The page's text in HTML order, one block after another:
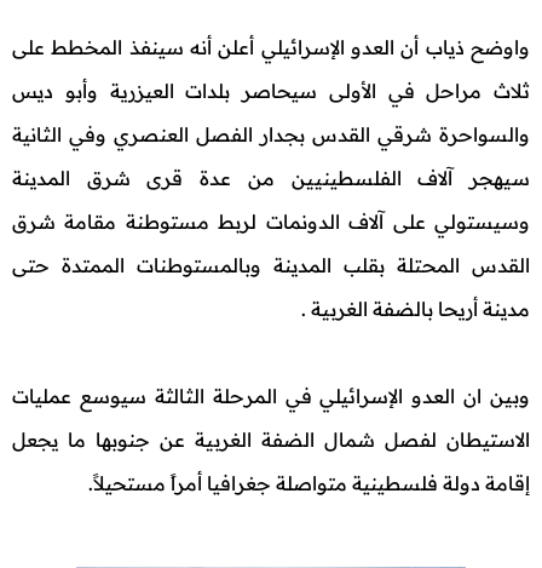
واوضح ذياب أن العدو الإسرائيلي أعلن أنه سينفذ المخطط على
ثلاث مراحل في الأولى سيحاصر بلدات العيزرية وأبو ديس
والسواحرة شرقي القدس بجدار الفصل العنصري وفي الثانية
سيهجر آلاف الفلسطينيين من عدة قرى شرق المدينة
وسيستولي على آلاف الدونمات لربط مستوطنة مقامة شرق
القدس المحتلة بقلب المدينة وبالمستوطنات الممتدة حتى
مدينة أريحا بالضفة الغربية .
وبين ان العدو الإسرائيلي في المرحلة الثالثة سيوسع عمليات
الاستيطان لفصل شمال الضفة الغربية عن جنوبها ما يجعل
إقامة دولة فلسطينية متواصلة جغرافيا أمراً مستحيلاً.